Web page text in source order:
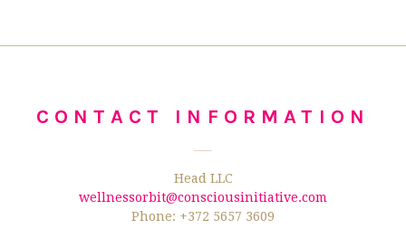
CONTACT INFORMATION
Head LLC
wellnessorbit@consciousinitiative.com
Phone: +372 5657 3609